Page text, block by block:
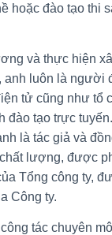
hoặc đào tạo thi
và thực hiện
anh luôn là người
tử cũng như tổ
đào tạo trực
là tác giả và
lượng, được
Tổng công ty,
Công ty.
tác chuyên